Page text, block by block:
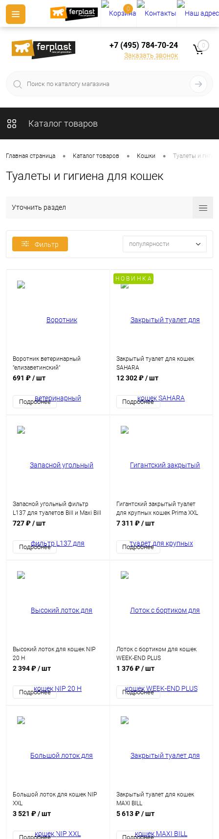
+7 (495) 784-70-24
Заказать звонок
0
Каталог товаров
Главная страница • Каталог товаров • Кошки • Туалеты и
Туалеты и гигиена для кошек
Уточнить раздел
Фильтр популярности
Воротник ветеринарный
"елизаветинский"
691 ₽/ шт
Подробнее
Н О В И Н К А
Закрытый туалет для кошек
SAHARA
12 302 ₽/ шт
Подробнее
Запасной угольный фильтр
L137 для туалетов Bill и Maxi Bill
727 ₽/ шт
Подробнее
Гигантский закрытый туалет
для крупных кошек Prima XXL
7 311 ₽/ шт
Подробнее
Высокий лоток для кошек NIP
20 H
2 394 ₽/ шт
Подробнее
Лоток с бортиком для кошек
WEEK-END PLUS
1 376 ₽/ шт
Подробнее
Большой лоток для кошек NIP
XXL
3 521 ₽/ шт
Подробнее
Закрытый туалет для кошек
MAXI BILL
5 613 ₽/ шт
Подробнее
0